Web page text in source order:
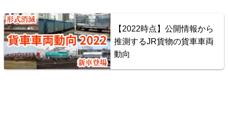
【2022時点】公開情報から
推測するJR貨物の貨車車両
動向